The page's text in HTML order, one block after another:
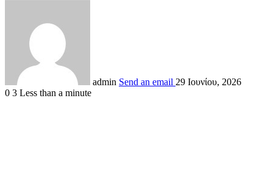
admin Send an email 29 Ιουνίου, 2026
0 3 Less than a minute